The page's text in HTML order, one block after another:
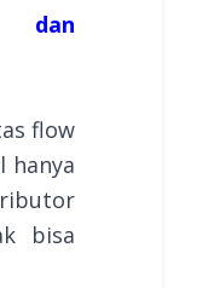
dan
flow
hanya
bisa